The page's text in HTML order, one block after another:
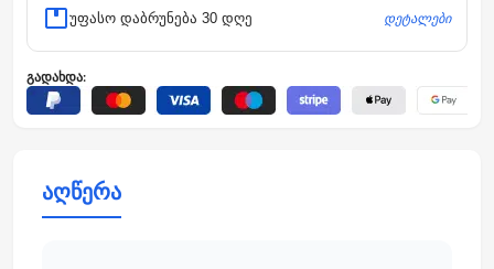
უფასო დაბრუნება 30 დღე დეტალები
გადახდა:
აღწერა